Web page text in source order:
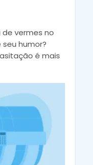
vermes no
humor?
é mais